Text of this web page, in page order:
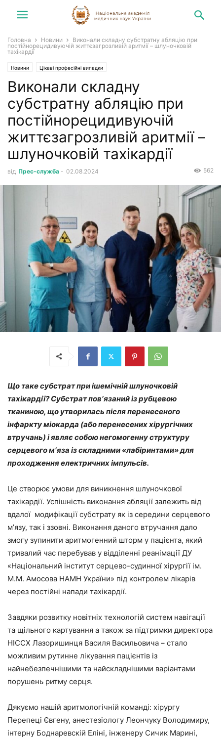
Головна Новини
Виконали складну субстратну абляцію при
постійнорецидивуючій життєзагрозливій аритмії – шлуночковій
тахікардії
Новини Цікаві професійні випадки
Виконали складну
субстратну абляцію при
постійнорецидивуючій
життєзагрозливій аритмії –
шлуночковій тахікардії
від Прес-служба - 02.08.2024 562
Що таке субстрат при ішемічній шлуночковій
тахікардії? Субстрат повʼязаний із рубцевою
тканиною, що утворилась після перенесеного
інфаркту міокарда (або перенесених хірургічних
втручань) і являє собою негомогенну структуру
серцевого мʼяза із складними «лабіринтами» для
проходження електричних імпульсів.
Це створює умови для виникнення шлуночкової
тахікардії. Успішність виконання абляції залежить від
вдалої модифікації субстрату як із середини серцевого
мʼязу, так і ззовні. Виконання даного втручання дало
змогу зупинити аритмогенний шторм у пацієнта, який
тривалий час перебував у відділенні реанімації ДУ
«Національний інститут серцево-судинної хірургії ім.
М.М. Амосова НАМН України» під контролем лікарів
через постійні напади тахікардії.
Завдяки розвитку новітніх технологій систем навігації
та щільного картування а також за підтримки директора
НІССХ Лазоришинця Василя Васильовича – стало
можливим рутинне лікування пацієнтів із
найнебезпечнішими та найскладнішими варіантами
порушень ритму серця.
Дякуємо нашій аритмологічній команді: хірургу
Перепеці Євгену, анестезіологу Леончуку Володимиру,
інтерну Боднаревскій Еліні, інженеру Сичик Марині,